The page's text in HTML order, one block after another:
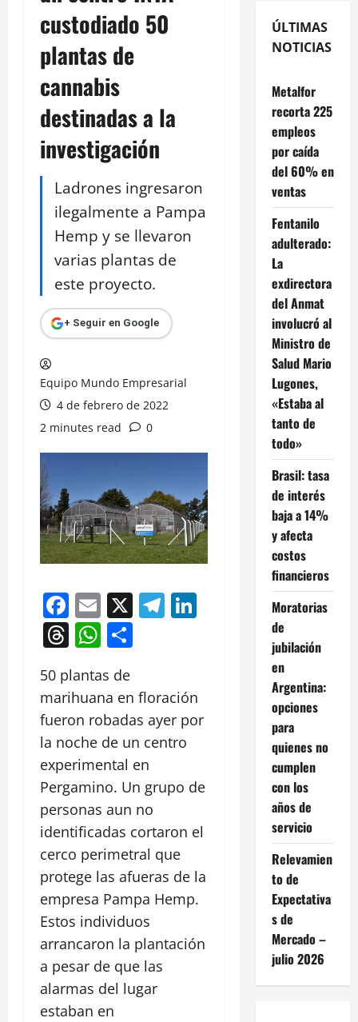
custodiado 50
plantas de
cannabis
destinadas a la
investigación
Ladrones ingresaron
ilegalmente a Pampa
Hemp y se llevaron
varias plantas de
este proyecto.
+ Seguir en Google
Equipo Mundo Empresarial
4 de febrero de 2022
2 minutes read
0
Facebook
Email
X Telegram
LinkedIn
Threads
WhatsApp
50 plantas de
marihuana en floración
fueron robadas ayer por
la noche de un centro
experimental en
Pergamino. Un grupo de
personas aun no
identificadas cortaron el
cerco perimetral que
protege las afueras de la
empresa Pampa Hemp.
Estos individuos
arrancaron la plantación
a pesar de que las
alarmas del lugar
estaban en
ÚLTIMAS
NOTICIAS
Metalfor
recorta 225
empleos
por caída
del 60% en
ventas
Fentanilo
adulterado:
La
exdirectora
del Anmat
involucró al
Ministro de
Salud Mario
Lugones,
«Estaba al
tanto de
todo»
Brasil: tasa
de interés
baja a 14%
y afecta
costos
financieros
Moratorias
de
jubilación
en
Argentina:
opciones
para
quienes no
cumplen
con los
años de
servicio
Relevamien
to de
Expectativa
s de
Mercado –
julio 2026